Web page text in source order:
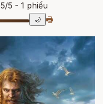
5/5 - 1 phiếu
🌙 🖶